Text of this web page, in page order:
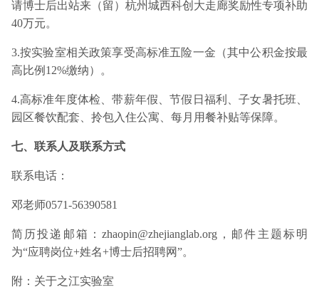
请博士后出站来（留）杭州城西科创大走廊奖励性专项补助
40万元。
3.按实验室相关政策享受高标准五险一金（其中公积金按最
高比例12%缴纳）。
4.高标准年度体检、带薪年假、节假日福利、子女暑托班、
园区餐饮配套、拎包入住公寓、每月用餐补贴等保障。
七、联系人及联系方式
联系电话：
邓老师0571-56390581
简历投递邮箱：zhaopin@zhejianglab.org，邮件主题标明
为“应聘岗位+姓名+博士后招聘网”。
附：关于之江实验室